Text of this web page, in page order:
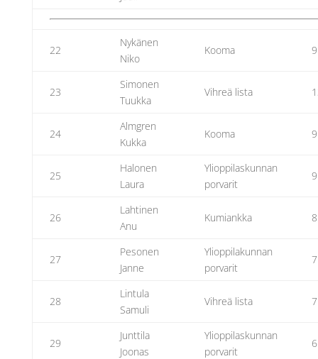
22
Nykänen
Niko
Kooma 9
23
Simonen
Tuukka
Vihreä lista
24
Almgren
Kukka
Kooma 9
25
Halonen
Laura
Ylioppilaskunnan
porvarit
9
26
Lahtinen
Anu
Kumiankka 8
27
Pesonen
Janne
Ylioppilakunnan
porvarit
7
28
Lintula
Samuli
Vihreä lista 7
29
Junttila
Joonas
Ylioppilaskunnan
porvarit
6